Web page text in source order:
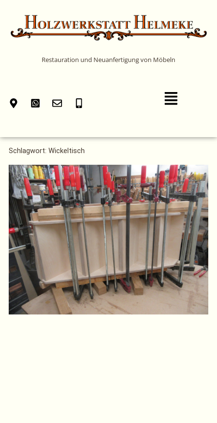
springen
Restauration und Neuanfertigung von Möbeln
Main
Menu
Schlagwort: Wickeltisch